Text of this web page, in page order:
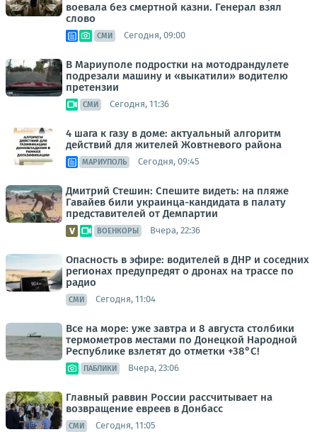
воевала без смертной казни. Генерал взял
слово
СМИ Сегодня, 09:00
В Мариуполе подростки на мотодрандулете
подрезали машину и «выкатили» водителю
претензии
СМИ Сегодня, 11:36
4 шага к газу в доме: актуальный алгоритм
действий для жителей Жовтневого района
МАРИУПОЛЬ Сегодня, 09:45
Дмитрий Стешин: Спешите видеть: на пляже
Гавайев били украинца-кандидата в палату
представителей от Демпартии
ВОЕНКОРЫ Вчера, 22:36
Опасность в эфире: водителей в ДНР и соседних
регионах предупредят о дронах на трассе по
радио
СМИ Сегодня, 11:04
Все на море: уже завтра и 8 августа столбики
термометров местами по Донецкой Народной
Республике взлетят до отметки +38°C!
ПАБЛИКИ Вчера, 23:06
Главный раввин России рассчитывает на
возвращение евреев в Донбасс
СМИ Сегодня, 11:05